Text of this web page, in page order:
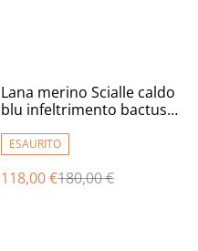
%
Lana merino Scialle caldo
blu infeltrimento bactus
Scialle donna Regalo
unico
ESAURITO
118,00 €180,00 €